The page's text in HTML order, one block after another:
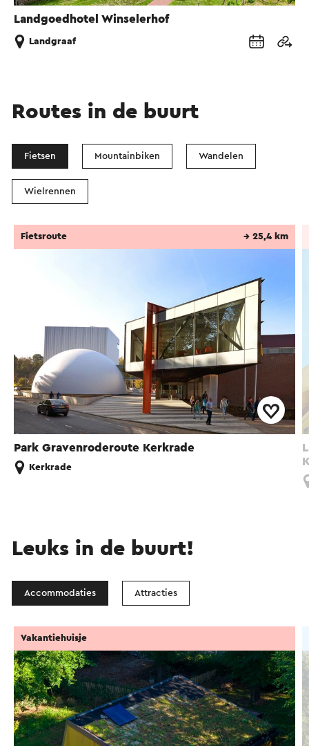
Landgoedhotel Winselerhof
Landgraaf
Routes in de buurt
Fietsen Mountainbiken Wandelen
Wielrennen
Park Gravenroderoute Kerkrade
Fietsroute → 25,4 km
Kerkrade
Leuks in de buurt!
Accommodaties Attracties
Vakantiehuisje